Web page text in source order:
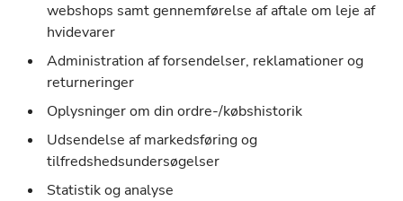
webshops samt gennemførelse af aftale om leje af
hvidevarer
Administration af forsendelser, reklamationer og
returneringer
Oplysninger om din ordre-/købshistorik
Udsendelse af markedsføring og
tilfredshedsundersøgelser
Statistik og analyse